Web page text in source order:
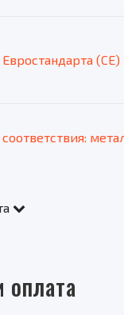
(CE)
оплата